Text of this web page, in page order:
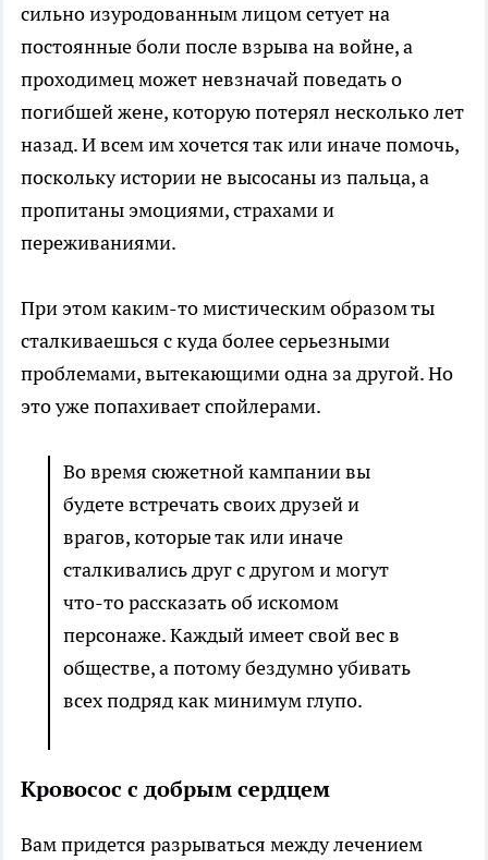
сильно изуродованным лицом сетует на
постоянные боли после взрыва на войне, а
проходимец может невзначай поведать о
погибшей жене, которую потерял несколько лет
назад. И всем им хочется так или иначе помочь,
поскольку истории не высосаны из пальца, а
пропитаны эмоциями, страхами и
переживаниями.
При этом каким-то мистическим образом ты
сталкиваешься с куда более серьезными
проблемами, вытекающими одна за другой. Но
это уже попахивает спойлерами.
Во время сюжетной кампании вы
будете встречать своих друзей и
врагов, которые так или иначе
сталкивались друг с другом и могут
что-то рассказать об искомом
персонаже. Каждый имеет свой вес в
обществе, а потому бездумно убивать
всех подряд как минимум глупо.
Кровосос с добрым сердцем
Вам придется разрываться между лечением